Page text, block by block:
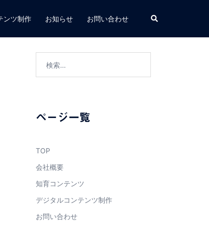
ンツ制作 お知らせ お問い合わせ
検
索
ページ一覧
TOP
会社概要
知育コンテンツ
デジタルコンテンツ制作
お問い合わせ